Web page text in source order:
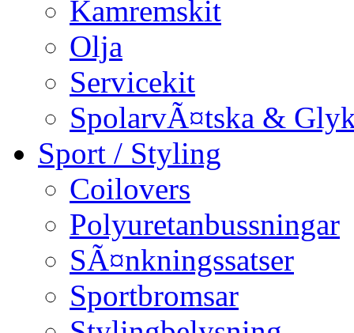
Kamremskit
Olja
Servicekit
SpolarvÃ¤tska &
Sport / Styling
Coilovers
Polyuretanbussningar
SÃ¤nkningssatser
Sportbromsar